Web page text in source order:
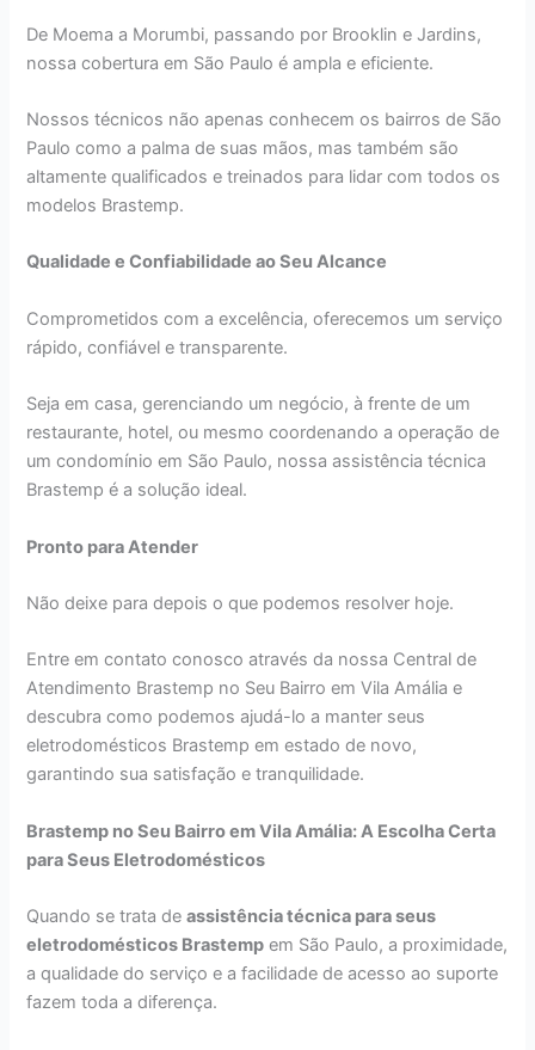
De Moema a Morumbi, passando por Brooklin e Jardins,
nossa cobertura em São Paulo é ampla e eficiente.
Nossos técnicos não apenas conhecem os bairros de São
Paulo como a palma de suas mãos, mas também são
altamente qualificados e treinados para lidar com todos os
modelos Brastemp.
Qualidade e Confiabilidade ao Seu Alcance
Comprometidos com a excelência, oferecemos um serviço
rápido, confiável e transparente.
Seja em casa, gerenciando um negócio, à frente de um
restaurante, hotel, ou mesmo coordenando a operação de
um condomínio em São Paulo, nossa assistência técnica
Brastemp é a solução ideal.
Pronto para Atender
Não deixe para depois o que podemos resolver hoje.
Entre em contato conosco através da nossa Central de
Atendimento Brastemp no Seu Bairro em Vila Amália e
descubra como podemos ajudá-lo a manter seus
eletrodomésticos Brastemp em estado de novo,
garantindo sua satisfação e tranquilidade.
Brastemp no Seu Bairro em Vila Amália: A Escolha Certa
para Seus Eletrodomésticos
Quando se trata deassistência técnica para seus
eletrodomésticos Brastemp em São Paulo, a proximidade,
a qualidade do serviço e a facilidade de acesso ao suporte
fazem toda a diferença.